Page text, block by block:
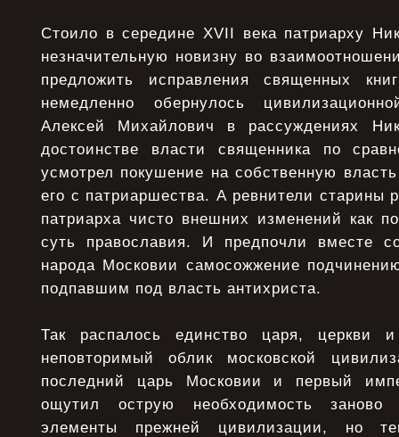
Стоило в середине XVII века патриарху
незначительную новизну во
предложить исправления священных
немедленно обернулось
Алексей Михайлович в рассуждениях
достоинстве власти священника по
усмотрел покушение на собственную
его с патриаршества. А ревнители старины
патриарха чисто внешних изменений как
суть православия. И предпочли вместе
народа Московии самосожжение
подпавшим под власть антихриста.
Так распалось единство царя, церкви
неповторимый облик московской
последний царь Московии и первый
ощутил острую необходимость заново
элементы прежней цивилизации, но